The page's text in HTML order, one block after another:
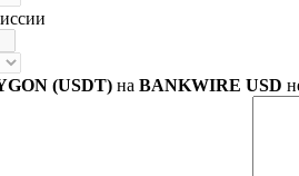
(USDT) на BANKWIRE USD